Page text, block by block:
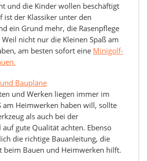
und die Kinder wollen beschäftigt
ist der Klassiker unter den
ein Grund mehr, die Rasenpflege
nicht nur die Kleinen Spaß am
am besten sofort eine Minigolf-
Baupläne
und Werken liegen immer im
am Heimwerken haben will, sollte
als auch bei der
gute Qualität achten. Ebenso
die richtige Bauanleitung, die
beim Bauen und Heimwerken hilft.